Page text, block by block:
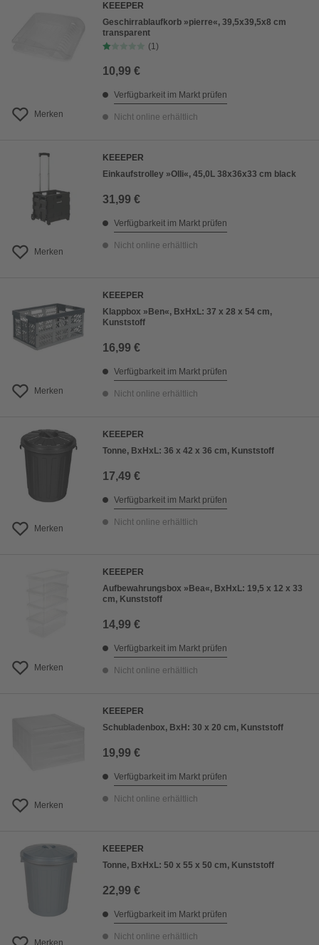
Merken
KEEEPER
Geschirrablaufkorb »pierre«, 39,5x39,5x8 cm
transparent
(1)
10,99 €
Verfügbarkeit im Markt prüfen
Nicht online erhältlich
Merken
KEEEPER
Einkaufstrolley »Olli«, 45,0L 38x36x33 cm black
31,99 €
Verfügbarkeit im Markt prüfen
Nicht online erhältlich
Merken
KEEEPER
Klappbox »Ben«, BxHxL: 37 x 28 x 54 cm,
Kunststoff
16,99 €
Verfügbarkeit im Markt prüfen
Nicht online erhältlich
Merken
KEEEPER
Tonne, BxHxL: 36 x 42 x 36 cm, Kunststoff
17,49 €
Verfügbarkeit im Markt prüfen
Nicht online erhältlich
Merken
KEEEPER
Aufbewahrungsbox »Bea«, BxHxL: 19,5 x 12 x 33
cm, Kunststoff
14,99 €
Verfügbarkeit im Markt prüfen
Nicht online erhältlich
Merken
KEEEPER
Schubladenbox, BxH: 30 x 20 cm, Kunststoff
19,99 €
Verfügbarkeit im Markt prüfen
Nicht online erhältlich
Merken
KEEEPER
Tonne, BxHxL: 50 x 55 x 50 cm, Kunststoff
22,99 €
Verfügbarkeit im Markt prüfen
Nicht online erhältlich